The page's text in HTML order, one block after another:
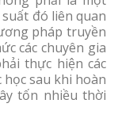
đó liên quan
pháp truyền
các chuyên gia
thực hiện các
sau khi hoàn
tốn nhiều thời